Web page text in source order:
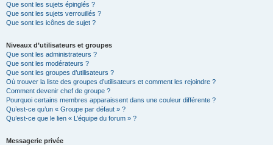
Que sont les sujets épinglés ?
Que sont les sujets verrouillés ?
Que sont les icônes de sujet ?
Niveaux d’utilisateurs et groupes
Que sont les administrateurs ?
Que sont les modérateurs ?
Que sont les groupes d’utilisateurs ?
Où trouver la liste des groupes d’utilisateurs et comment les rejoindre ?
Comment devenir chef de groupe ?
Pourquoi certains membres apparaissent dans une couleur différente ?
Qu’est-ce qu’un « Groupe par défaut » ?
Qu’est-ce que le lien « L’équipe du forum » ?
Messagerie privée